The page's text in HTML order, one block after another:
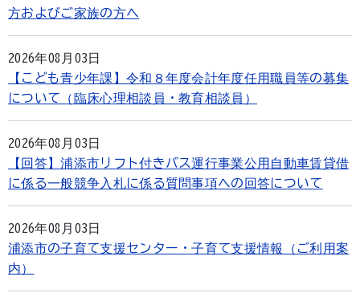
方およびご家族の方へ
2026年08月03日
【こども青少年課】令和８年度会計年度任用職員等の募集
について（臨床心理相談員・教育相談員）
2026年08月03日
【回答】浦添市リフト付きバス運行事業公用自動車賃貸借
に係る一般競争入札に係る質問事項への回答について
2026年08月03日
浦添市の子育て支援センター・子育て支援情報（ご利用案
内）